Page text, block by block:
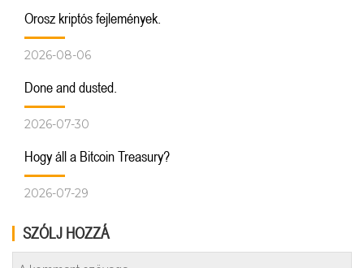
Orosz kriptós fejlemények.
2026-08-06
Done and dusted.
2026-07-30
Hogy áll a Bitcoin Treasury?
2026-07-29
SZÓLJ HOZZÁ